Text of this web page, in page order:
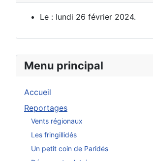
Menu principal
Accueil
Reportages
Vents régionaux
Les fringillidés
Un petit coin de Paridés
Le : lundi 26 février 2024.